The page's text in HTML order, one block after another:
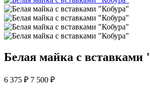
Белая майка с вставками
6 375 ₽ 7 500 ₽